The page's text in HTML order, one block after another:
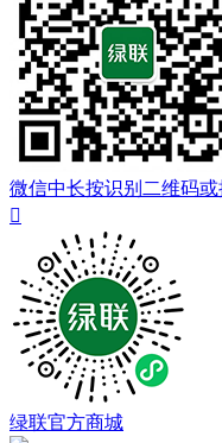
微信中长按识别二维码

绿联官方商城